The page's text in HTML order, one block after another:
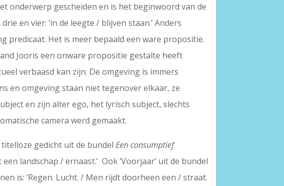
onderwerp gescheiden en is het beginwoord van de
en vier: ‘in de leegte / blijven staan.’ Anders
predicaat. Het is meer bepaald een ware propositie.
Jooris een onware propositie gestalte heeft
verbaasd kan zijn. De omgeving is immers
en omgeving staan niet tegenover elkaar, ze
en zijn alter ego, het lyrisch subject, slechts
camera werd gemaakt.
titelloze gedicht uit de bundelEen consumptief
landschap / ernaast.’ Ook ‘Voorjaar’ uit de bundel
is: ‘Regen. Lucht. / Men rijdt doorheen een / straat.